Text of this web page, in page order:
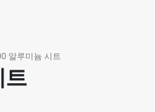
알루미늄 시트
트